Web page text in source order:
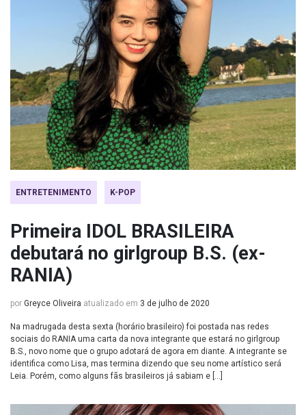
ENTRETENIMENTO K-POP
Primeira IDOL BRASILEIRA
debutará no girlgroup B.S. (ex-
RANIA)
por Greyce Oliveira atualizado em 3 de julho de 2020
Na madrugada desta sexta (horário brasileiro) foi postada nas redes
sociais do RANIA uma carta da nova integrante que estará no girlgroup
B.S., novo nome que o grupo adotará de agora em diante. A integrante se
identifica como Lisa, mas termina dizendo que seu nome artístico será
Leia. Porém, como alguns fãs brasileiros já sabiam e […]